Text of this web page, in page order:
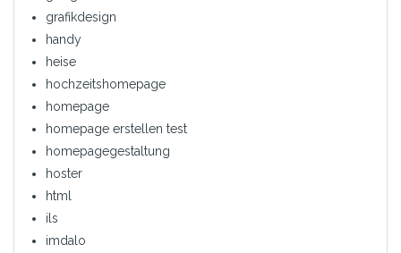
grafikdesign
handy
heise
hochzeitshomepage
homepage
homepage erstellen test
homepagegestaltung
hoster
html
ils
imdalo